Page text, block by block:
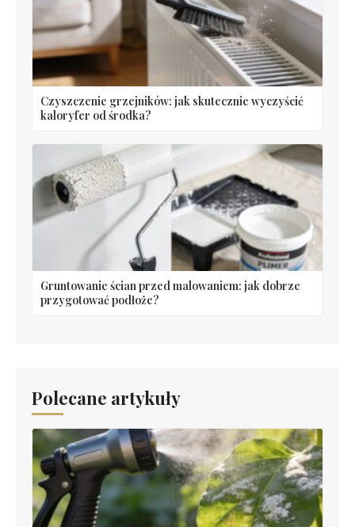
Czyszczenie grzejników: jak skutecznie wyczyścić
kaloryfer od środka?
Gruntowanie ścian przed malowaniem: jak dobrze
przygotować podłoże?
Polecane artykuły